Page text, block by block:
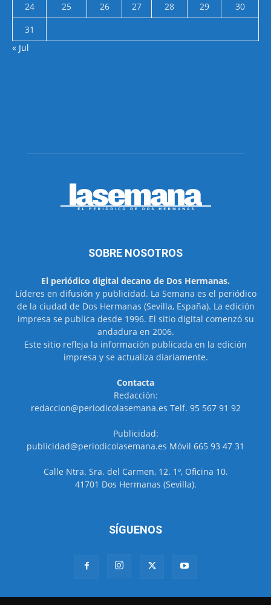
24
25 26 27 28 29
30
31
« Jul
SOBRE NOSOTROS
El periódico digital decano de Dos Hermanas.
Líderes en difusión y publicidad. La Semana es el periódico
de la ciudad de Dos Hermanas (Sevilla, España). La edición
impresa se publica desde 1996. El sitio digital comenzó su
andadura en 2006.
Este sitio refleja la información publicada en la edición
impresa y se actualiza diariamente.
Contacta
Redacción:
redaccion@periodicolasemana.es Telf. 95 567 91 92
Publicidad:
publicidad@periodicolasemana.es Móvil 665 93 47 31
Calle Ntra. Sra. del Carmen, 12. 1º, Oficina 10.
41701 Dos Hermanas (Sevilla).
SÍGUENOS